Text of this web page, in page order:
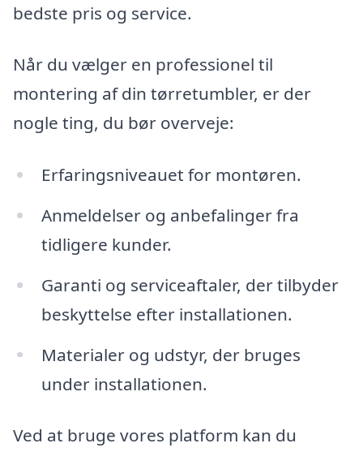
bedste pris og service.
Når du vælger en professionel til
montering af din tørretumbler, er der
nogle ting, du bør overveje:
Erfaringsniveauet for montøren.
Anmeldelser og anbefalinger fra
tidligere kunder.
Garanti og serviceaftaler, der tilbyder
beskyttelse efter installationen.
Materialer og udstyr, der bruges
under installationen.
Ved at bruge vores platform kan du